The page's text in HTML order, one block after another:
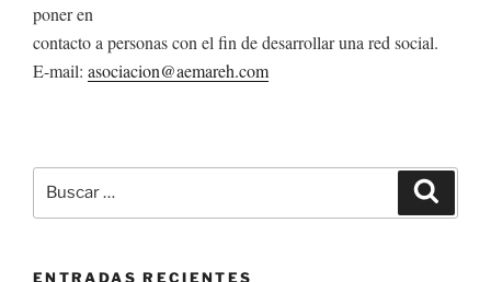
poner en
contacto a personas con el fin de desarrollar una red social.
E-mail: asociacion@aemareh.com
por:
ENTRADAS RECIENTES